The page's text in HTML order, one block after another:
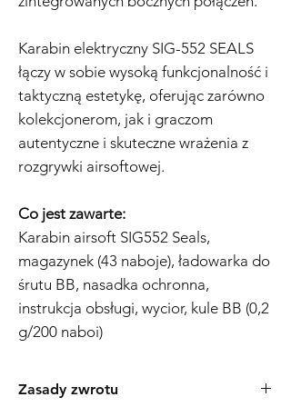
Karabin elektryczny SIG-552 SEALS
łączy w sobie wysoką funkcjonalność i
taktyczną estetykę, oferując zarówno
kolekcjonerom, jak i graczom
autentyczne i skuteczne wrażenia z
rozgrywki airsoftowej.
Co jest zawarte:
Karabin airsoft SIG552 Seals,
magazynek (43 naboje), ładowarka do
śrutu BB, nasadka ochronna,
instrukcja obsługi, wycior, kule BB (0,2
g/200 naboi)
Zasady zwrotu